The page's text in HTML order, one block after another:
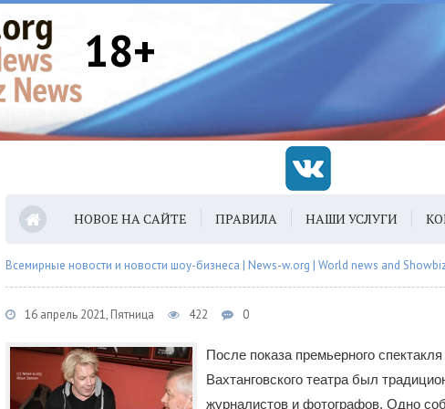
18+
НОВОЕ НА САЙТЕ ПРАВИЛА НАШИ УСЛУГИ
Всемирные новости и новости шоу-бизнеса | News-w.org | World news and
16 апрель 2021, Пятница 422 0
После показа премьерного
Вахтанговского театра был
журналистов и фотографов. Одно